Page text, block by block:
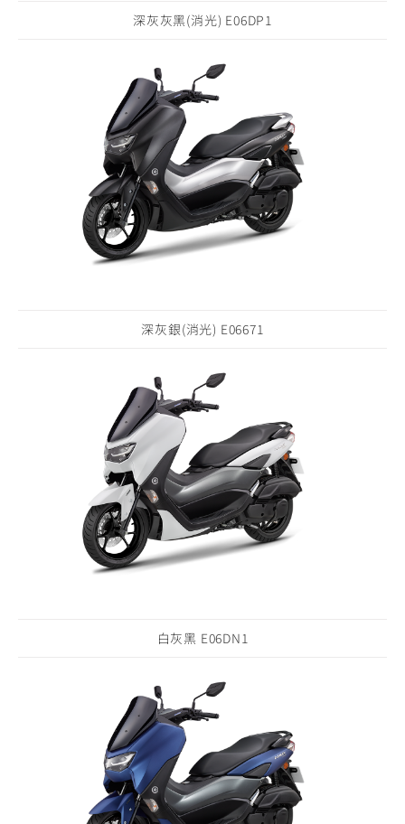
深灰灰黑(消光) E06DP1
深灰銀(消光) E06671
白灰黑 E06DN1